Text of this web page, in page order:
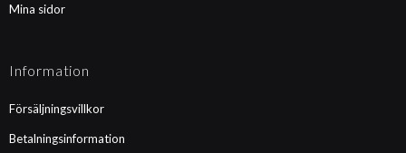
Mina sidor
Information
Försäljningsvillkor
Betalningsinformation